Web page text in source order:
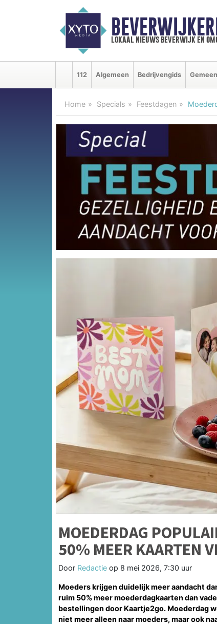
lokaal nieuws beverwijk en
112 Algemeen Bedrijvengids
Home Specials Feestdagen
MOEDERDAG
50% MEER KAARTEN
Door Redactie op 8 mei 2026, 7:30 uur
Moeders krijgen duidelijk meer aandacht
ruim 50% meer moederdagkaarten dan
bestellingen door Kaartje2go. Moederdag
niet meer alleen naar moeders, maar ook